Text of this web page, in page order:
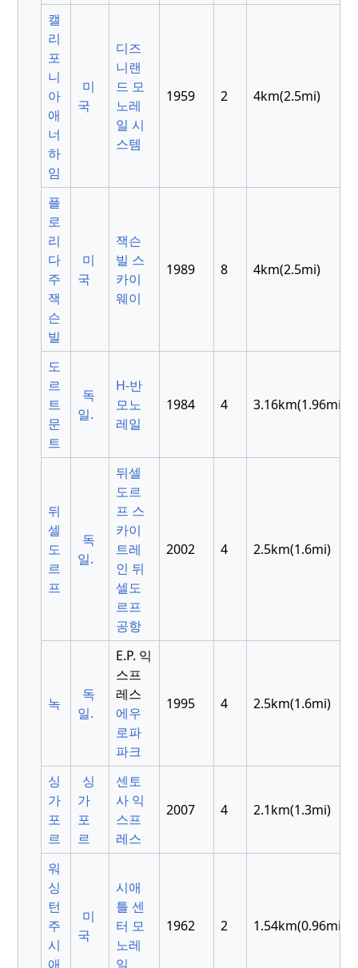
캘
리
포
니
아
애
너
하
임
미
국
디즈
니랜
드 모
노레
일 시
스템
1959 2 4km(2.5mi)
플
로
리
다
주
잭
슨
빌
미
국
잭슨
빌 스
카이
웨이
1989 8 4km(2.5mi)
도
르
트
문
트
독
일.
H-반
모노
레일
1984 4 3.16km(1.96mi)
뒤
셀
도
르
프
독
일.
뒤셀
도르
프 스
카이
트레
인 뒤
셀도
르프
공항
2002 4 2.5km(1.6mi)
녹
독
일.
E.P. 익
스프
레스
에우
로파
파크
1995 4 2.5km(1.6mi)
싱
가
포
르
싱
가
포
르
센토
사 익
스프
레스
2007 4 2.1km(1.3mi)
워
싱
턴
주
시
애
미
국
시애
틀 센
터 모
노레
일
1962 2 1.54km(0.96mi)